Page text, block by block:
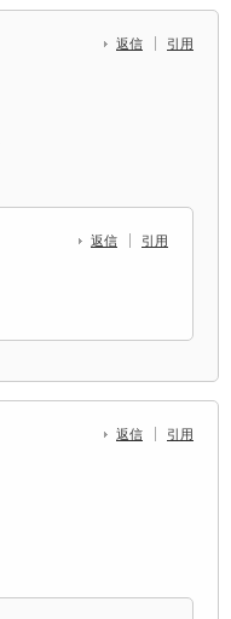
返信 引用
返信 引用
返信 引用